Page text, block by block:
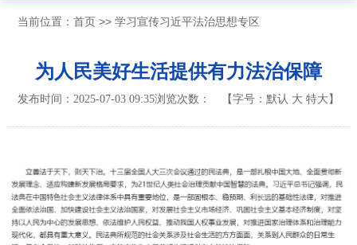
当前位置： 首页>> 学习宣传习近平法治思想专区
为人民美好生活提供有力法治保障
发布时间：2025-07-03 09:35浏览次数： 【字号： 默认 大 特大 】